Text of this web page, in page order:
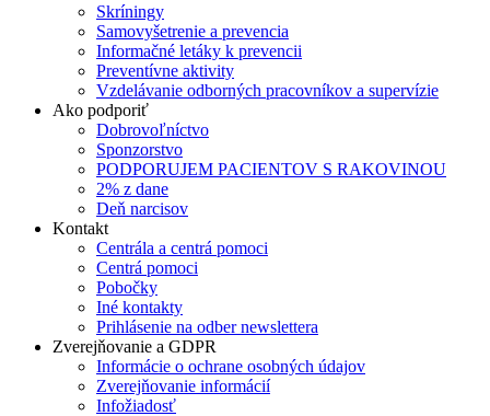
Skríningy
Samovyšetrenie a prevencia
Informačné letáky k prevencii
Preventívne aktivity
Vzdelávanie odborných pracovníkov a supervízie
Ako podporiť
Dobrovoľníctvo
Sponzorstvo
PODPORUJEM PACIENTOV S RAKOVINOU
2% z dane
Deň narcisov
Kontakt
Centrála a centrá pomoci
Centrá pomoci
Pobočky
Iné kontakty
Prihlásenie na odber newslettera
Zverejňovanie a GDPR
Informácie o ochrane osobných údajov
Zverejňovanie informácií
Infožiadosť